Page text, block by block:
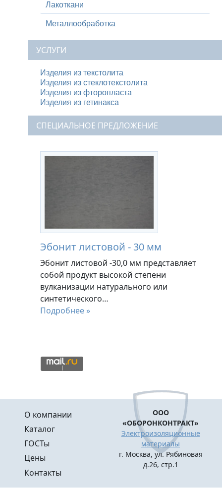
Лакоткани
Металлообработка
УСЛУГИ
Изделия из текстолита
Изделия из стеклотекстолита
Изделия из фторопласта
Изделия из гетинакса
СПЕЦИАЛЬНОЕ ПРЕДЛОЖЕНИЕ
Эбонит листовой - 30 мм
Эбонит листовой -30,0 мм представляет
собой продукт высокой степени
вулканизации натурального или
синтетического…
Подробнее »
Меню в подвале
О компании
Каталог
ГОСТы
Цены
Контакты
ООО
«ОБОРОНКОНТРАКТ»
Электроизоляционные
материалы
г. Москва, ул. Рябиновая
д.26, стр.1